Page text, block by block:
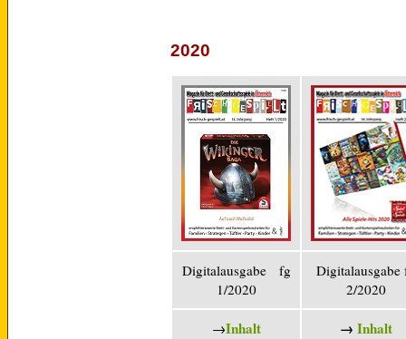
2020
Digitalausgabe fg
1/2020
Digitalausgabe
2/2020
→Inhalt → Inhalt